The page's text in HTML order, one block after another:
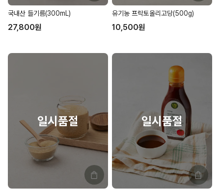
국내산 들기름(300mL)
27,800원
유기농 프락토올리고당(500g)
10,500원